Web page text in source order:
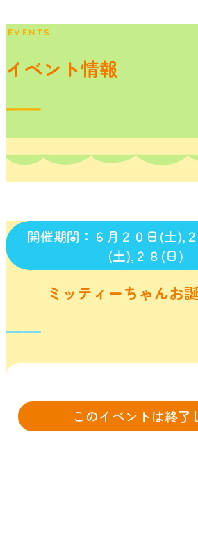
EVENTS
イベント情報
開催期間：６月２０日(土),
(土),２８(日)
ミッティーちゃんお
このイベントは終了